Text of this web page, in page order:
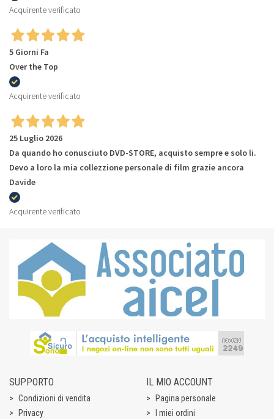
Acquirente verificato
5 Giorni Fa
Over the Top
Acquirente verificato
25 Luglio 2026
Da quando ho conusciuto DVD-STORE, acquisto sempre e solo li.
Devo a loro la mia collezzione personale di film grazie ancora
Davide
Acquirente verificato
SUPPORTO
Condizioni di vendita
Privacy
IL MIO ACCOUNT
Pagina personale
I miei ordini